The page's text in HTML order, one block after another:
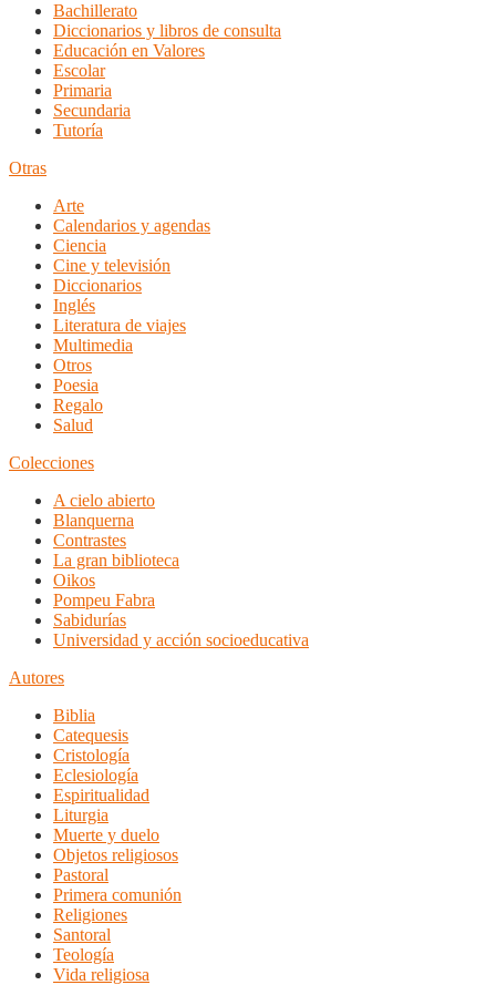
Bachillerato
Diccionarios y libros de consulta
Educación en Valores
Escolar
Primaria
Secundaria
Tutoría
Otras
Arte
Calendarios y agendas
Ciencia
Cine y televisión
Diccionarios
Inglés
Literatura de viajes
Multimedia
Otros
Poesia
Regalo
Salud
Colecciones
A cielo abierto
Blanquerna
Contrastes
La gran biblioteca
Oikos
Pompeu Fabra
Sabidurías
Universidad y acción socioeducativa
Autores
Biblia
Catequesis
Cristología
Eclesiología
Espiritualidad
Liturgia
Muerte y duelo
Objetos religiosos
Pastoral
Primera comunión
Religiones
Santoral
Teología
Vida religiosa